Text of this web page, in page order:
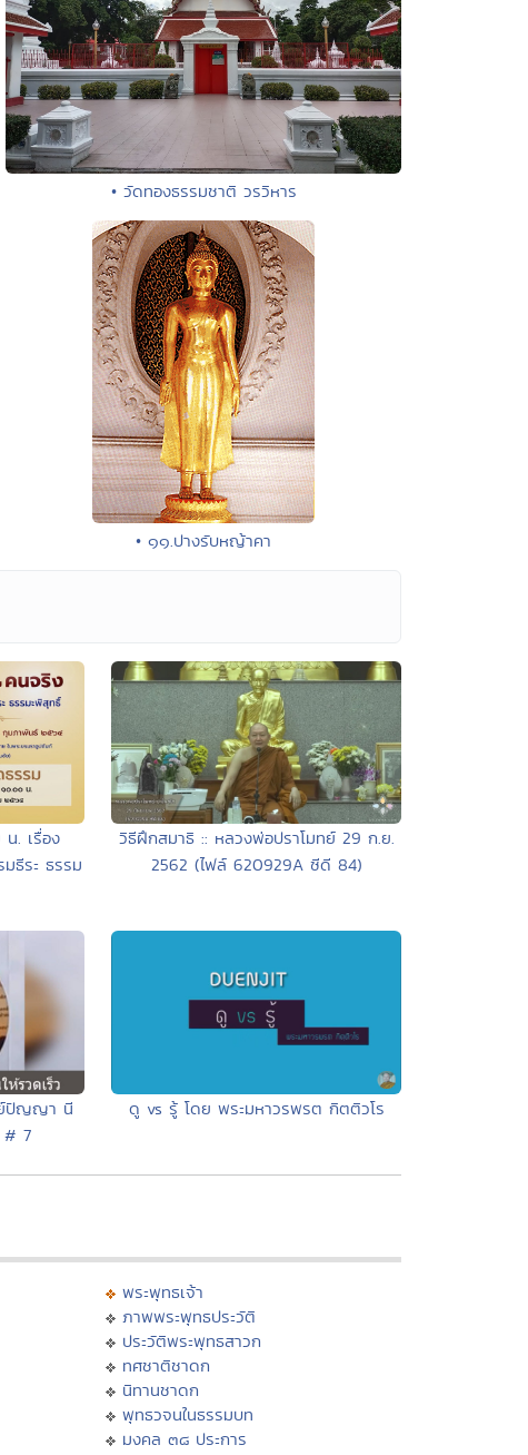
• วัดทองธรรมชาติ วรวิหาร
• ๑๑.ปางรับหญ้าคา
. เรื่อง
ธีระ ธรรม
วิธีฝึกสมาธิ :: หลวงพ่อปราโมทย์ 29 ก.ย.
2562 (ไฟล์ 620929A ซีดี 84)
ย์ปัญญา นี
7
ดู vs รู้ โดย พระมหาวรพรต กิตติวโร
พระพุทธเจ้า
ภาพพระพุทธประวัติ
ประวัติพระพุทธสาวก
ทศชาติชาดก
นิทานชาดก
พุทธวจนในธรรมบท
มงคล ๓๘ ประการ